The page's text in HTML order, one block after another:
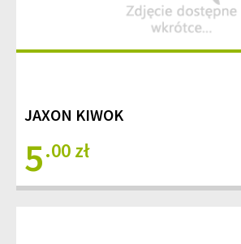
JAXON KIWOK
5.00 zł